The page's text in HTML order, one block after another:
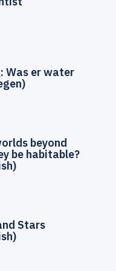
Was er water
beyond
be habitable?
Stars